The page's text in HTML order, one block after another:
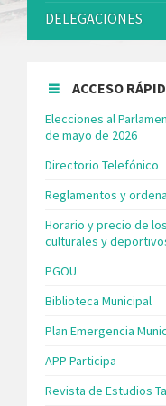
DELEGACIONES
ACCESO
Elecciones al
de mayo de 2026
Directorio Telefónico
Reglamentos y
Horario y precio de
culturales y
PGOU
Biblioteca Municipal
Plan Emergencia
APP Participa
Revista de Estudios